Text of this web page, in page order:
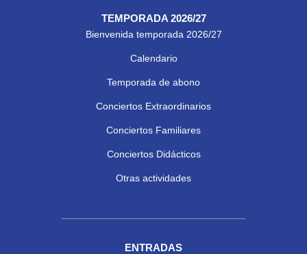
TEMPORADA 2026/27
Bienvenida temporada 2026/27
Calendario
Temporada de abono
Conciertos Extraordinarios
Conciertos Familiares
Conciertos Didácticos
Otras actividades
ENTRADAS